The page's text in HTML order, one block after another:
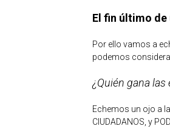
El fin último
Por ello vamos a
podemos
¿Quién gana
Echemos un ojo a
CIUDADANOS, y